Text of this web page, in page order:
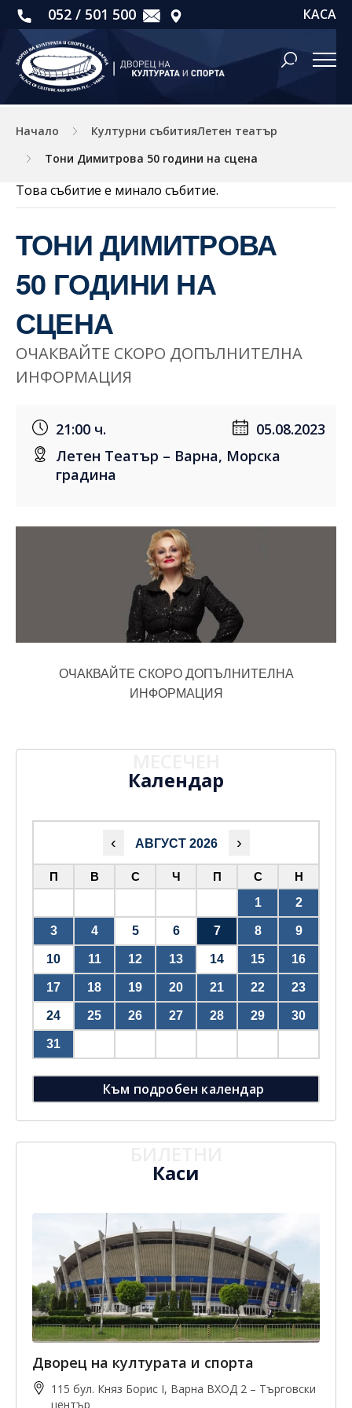
052 / 501 500 КАСА
Начало
Културни събитияЛетен театър
Тони Димитрова 50 години на сцена
Това събитие е минало събитие.
ТОНИ ДИМИТРОВА
50 ГОДИНИ НА
СЦЕНА
ОЧАКВАЙТЕ СКОРО ДОПЪЛНИТЕЛНА
ИНФОРМАЦИЯ
21:00 ч.
05.08.2023
Летен Театър – Варна, Морска
градина
ОЧАКВАЙТЕ СКОРО ДОПЪЛНИТЕЛНА
ИНФОРМАЦИЯ
Календар
‹ АВГУСТ 2026 ›
П В С Ч П С
Н
1
2
3 4 5 6 7 8 9
10 11 12 13 14 15 16
17 18 19 20 21 22 23
24 25 26 27 28 29 30
31
Към подробен календар
Каси
Дворец на културата и спорта
115 бул. Княз Борис I, Варна ВХОД 2 – Търговски
център